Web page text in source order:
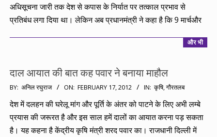
अधिसूचना जारी तक देश से कपास के निर्यात पर तत्काल प्रभाव से
प्रतिबंध लगा दिया था। लेकिन अब प्रधानमंत्री ने कहा है कि 9 मार्चऔर
और भी
दाल आयात की बात कह पवार ने बनाया माहौल
2012-
02-
BY: अनिल रघुराज ON: FEBRUARY 17, 2012 IN: कृषि,गौरतलब
देश में दलहन की घरेलू मांग और पूर्ति के अंतर को पाटने के लिए अभी लम्बे
प्रयास की जरूरत है और इस साल हमें दालों का आयात करना पड़ सकता
है। यह कहना है केंद्रीय कृषि मंत्री शरद पवार का। राजधानी दिल्ली में